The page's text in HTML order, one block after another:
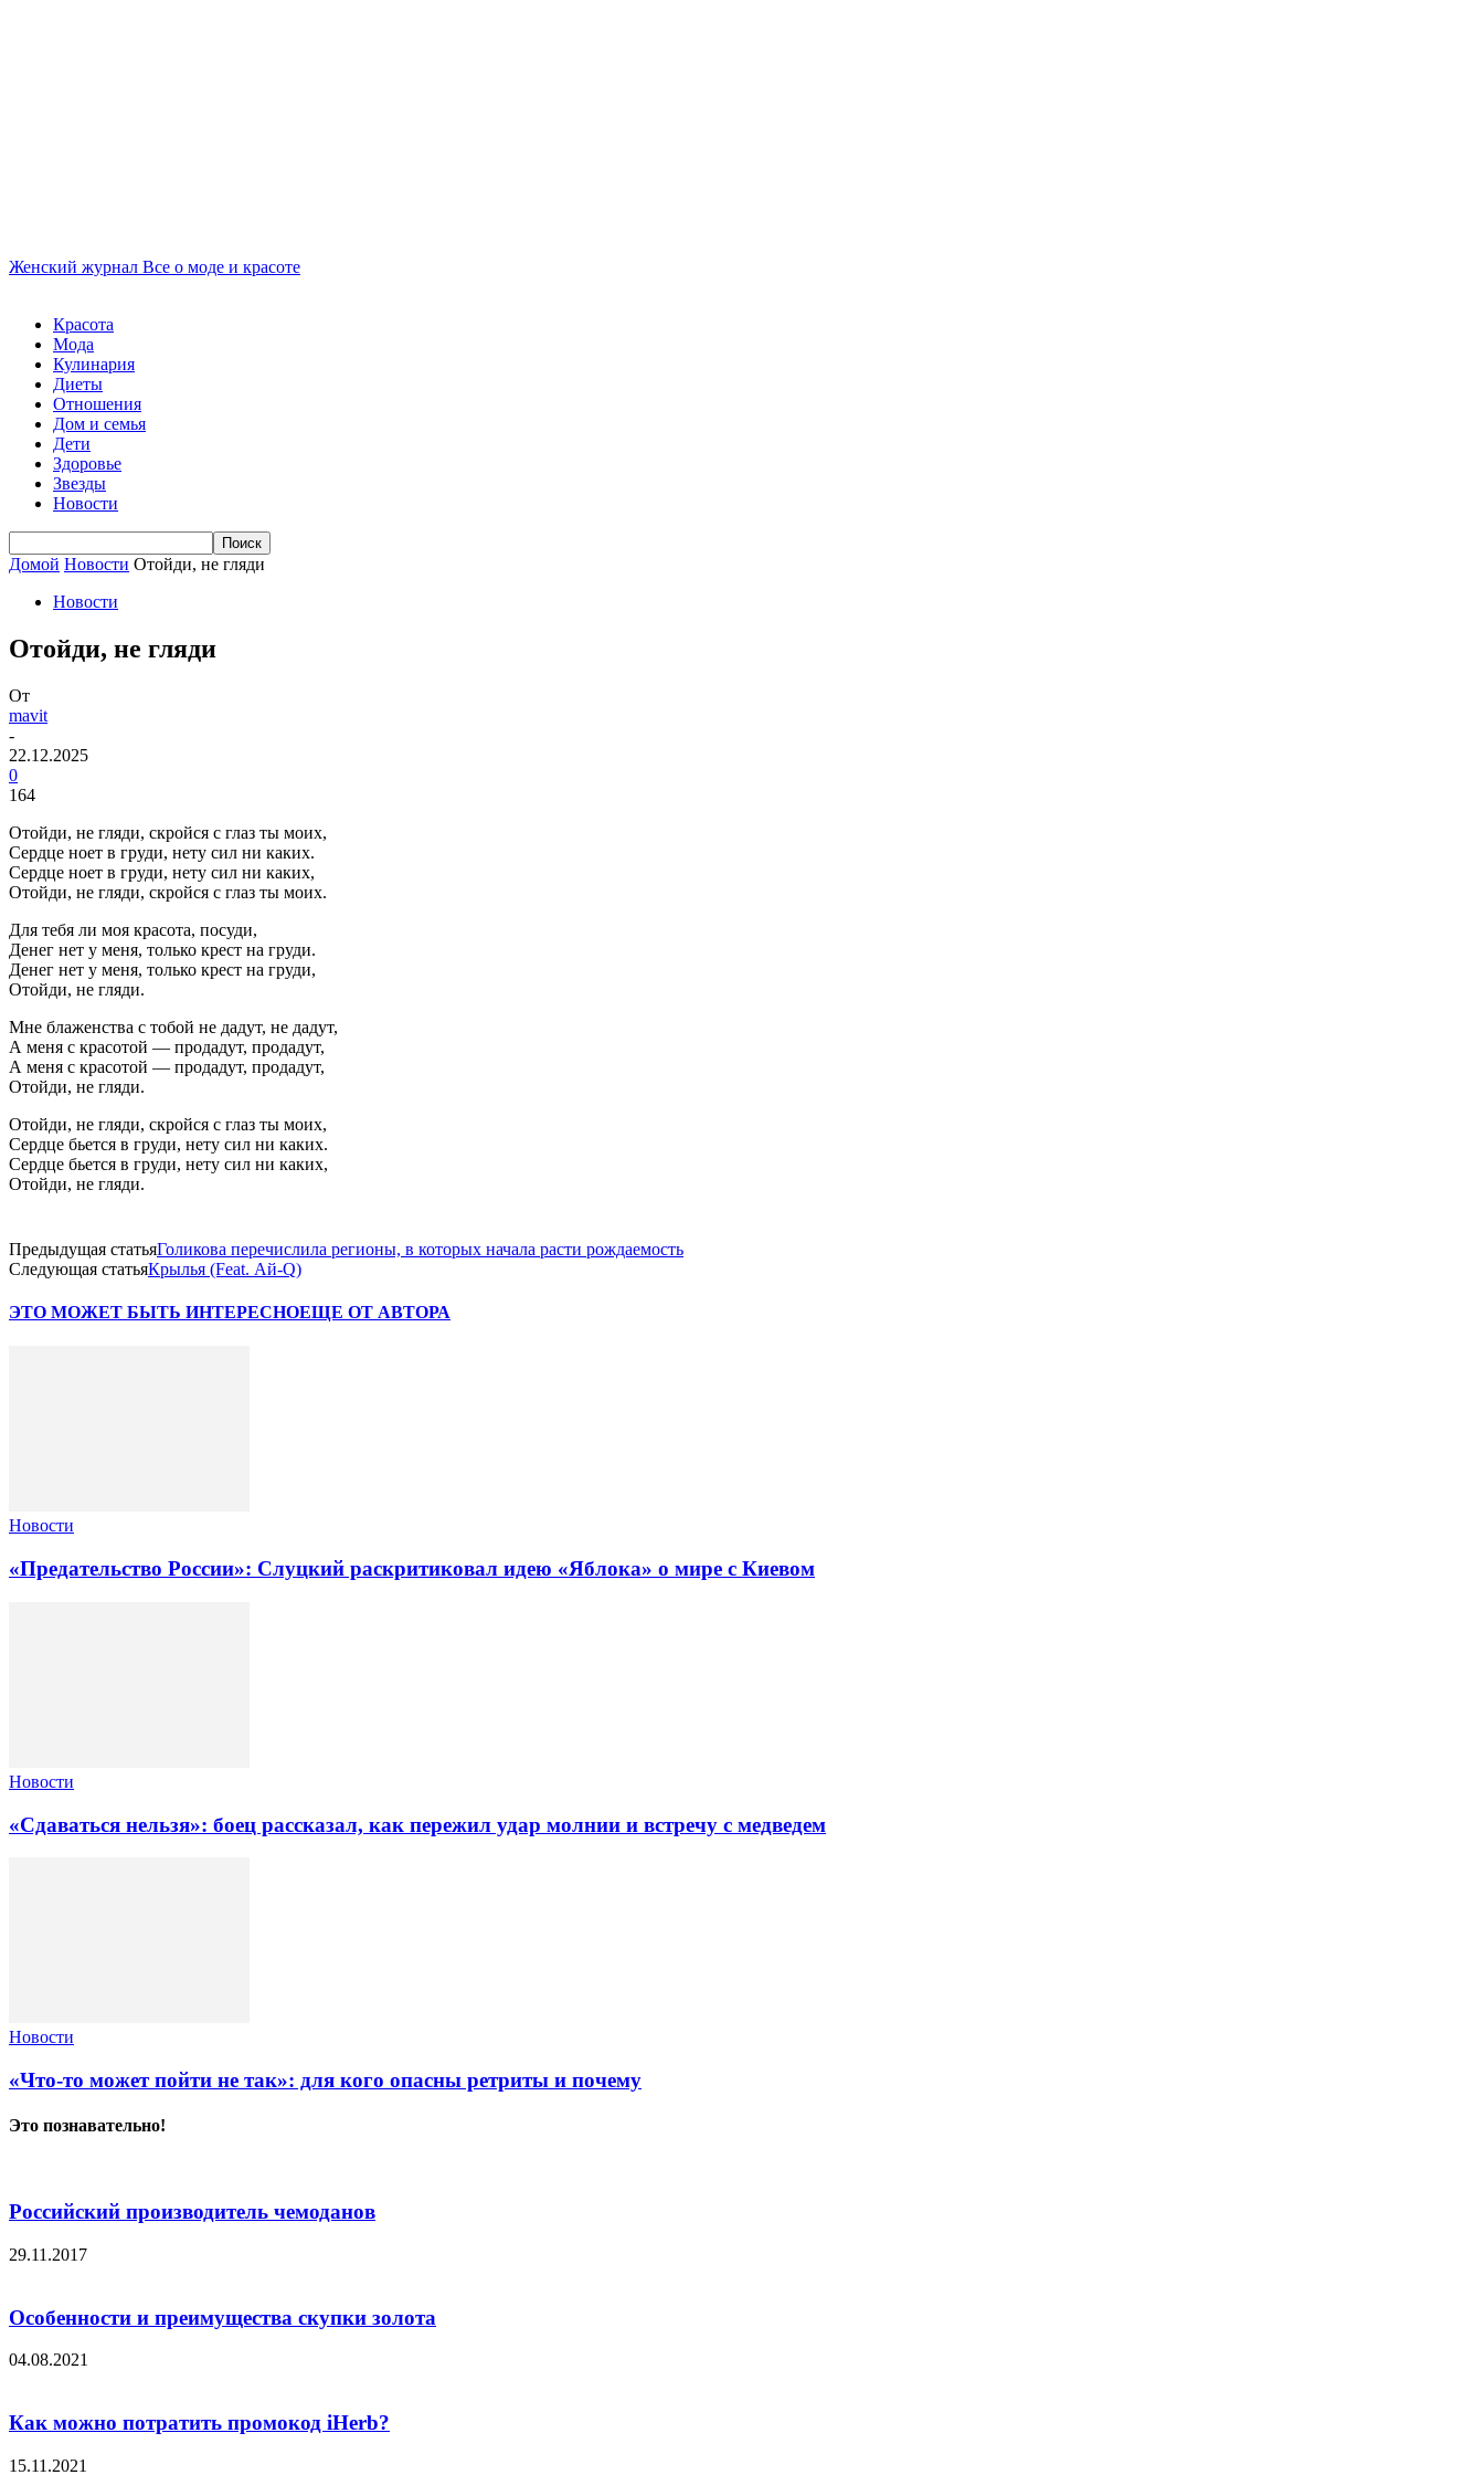
Женский журнал Все о моде и красоте
Красота
Мода
Кулинария
Диеты
Отношения
Дом и семья
Дети
Здоровье
Звезды
Новости
Домой Новости Отойди, не гляди
Новости
Отойди, не гляди
От
mavit
-
22.12.2025
0
164
Отойди, не гляди, скройся с глаз ты моих,
Сердце ноет в груди, нету сил ни каких.
Сердце ноет в груди, нету сил ни каких,
Отойди, не гляди, скройся с глаз ты моих.
Для тебя ли моя красота, посуди,
Денег нет у меня, только крест на груди.
Денег нет у меня, только крест на груди,
Отойди, не гляди.
Мне блаженства с тобой не дадут, не дадут,
А меня с красотой — продадут, продадут,
А меня с красотой — продадут, продадут,
Отойди, не гляди.
Отойди, не гляди, скройся с глаз ты моих,
Сердце бьется в груди, нету сил ни каких.
Сердце бьется в груди, нету сил ни каких,
Отойди, не гляди.
Предыдущая статьяГоликова перечислила регионы, в которых начала расти рождаемость
Следующая статьяКрылья (Feat. Ай-Q)
ЭТО МОЖЕТ БЫТЬ ИНТЕРЕСНОЕЩЕ ОТ АВТОРА
Новости
«Предательство России»: Слуцкий раскритиковал идею «Яблока» о мире с Киевом
Новости
«Сдаваться нельзя»: боец рассказал, как пережил удар молнии и встречу с медведем
Новости
«Что-то может пойти не так»: для кого опасны ретриты и почему
Это познавательно!
Российский производитель чемоданов
29.11.2017
Особенности и преимущества скупки золота
04.08.2021
Как можно потратить промокод iHerb?
15.11.2021